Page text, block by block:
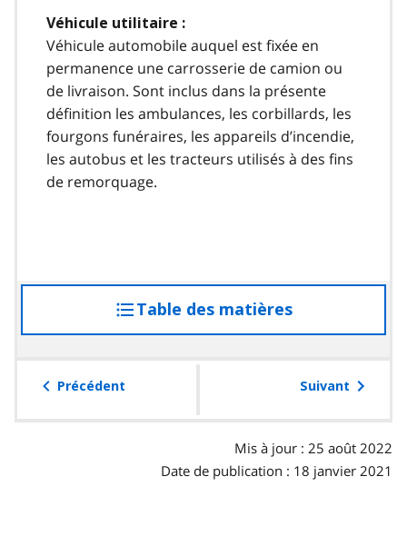
Véhicule utilitaire :
Véhicule automobile auquel est fixée en
permanence une carrosserie de camion ou
de livraison. Sont inclus dans la présente
définition les ambulances, les corbillards, les
fourgons funéraires, les appareils d’incendie,
les autobus et les tracteurs utilisés à des fins
de remorquage.
Table des matières
à
table
Précédent Suivant
Mis à jour : 25 août 2022
Date de publication : 18 janvier 2021